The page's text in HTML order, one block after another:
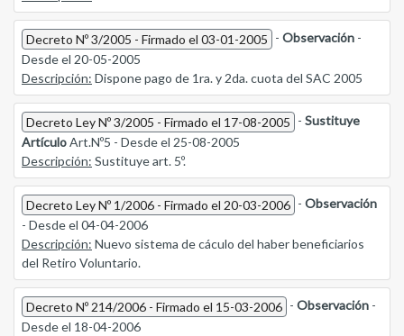
Decreto Nº 3/2005 - Firmado el 03-01-2005 - Observación -
Desde el 20-05-2005
Descripción: Dispone pago de 1ra. y 2da. cuota del SAC 2005
Decreto Ley Nº 3/2005 - Firmado el 17-08-2005 - Sustituye
ArtículoArt.Nº5 - Desde el 25-08-2005
Descripción: Sustituye art. 5º.
Decreto Ley Nº 1/2006 - Firmado el 20-03-2006 - Observación
- Desde el 04-04-2006
Descripción: Nuevo sistema de cáculo del haber beneficiarios
del Retiro Voluntario.
Decreto Nº 214/2006 - Firmado el 15-03-2006 - Observación -
Desde el 18-04-2006